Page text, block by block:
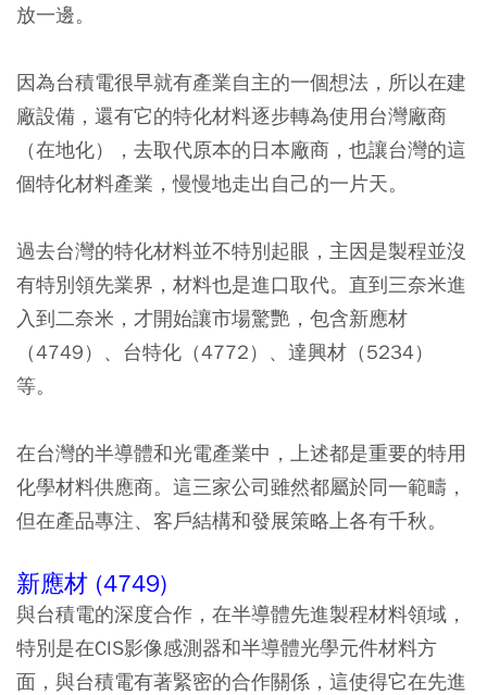
放一邊。
因為台積電很早就有產業自主的一個想法，所以在建
廠設備，還有它的特化材料逐步轉為使用台灣廠商
（在地化），去取代原本的日本廠商，也讓台灣的這
個特化材料產業，慢慢地走出自己的一片天。
過去台灣的特化材料並不特別起眼，主因是製程並沒
有特別領先業界，材料也是進口取代。直到三奈米進
入到二奈米，才開始讓市場驚艷，包含新應材
（4749）、台特化（4772）、達興材（5234）
等。
在台灣的半導體和光電產業中，上述都是重要的特用
化學材料供應商。這三家公司雖然都屬於同一範疇，
但在產品專注、客戶結構和發展策略上各有千秋。
新應材 (4749)
與台積電的深度合作，在半導體先進製程材料領域，
特別是在CIS影像感測器和半導體光學元件材料方
面，與台積電有著緊密的合作關係，這使得它在先進